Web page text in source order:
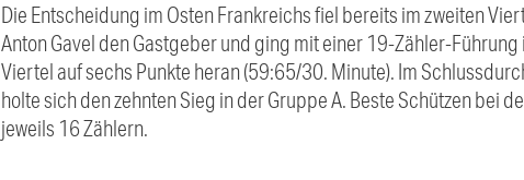
Die Entscheidung im Osten Frankreichs fiel bereits im zweiten
Anton Gavel den Gastgeber und ging mit einer 19-Zähler-
Viertel auf sechs Punkte heran (59:65/30. Minute). Im
holte sich den zehnten Sieg in der Gruppe A. Beste Schützen bei
jeweils 16 Zählern.